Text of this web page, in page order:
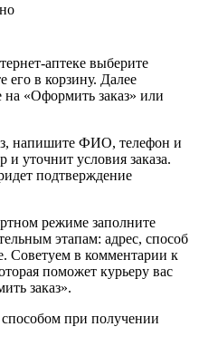
аптеке выберите
его в корзину. Далее
«Оформить заказ» или
напишите ФИО, телефон и
уточнит условия заказа.
подтверждение
режиме заполните
этапам: адрес, способ
Советуем в комментарии к
поможет курьеру вас
заказ».
при получении